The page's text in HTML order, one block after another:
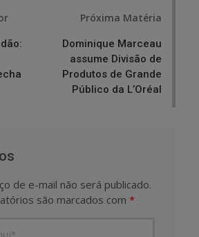
Próxima Matéria
Dominique Marceau
assume Divisão de
Produtos de Grande
Público da L’Oréal
de e-mail não será publicado.
são marcados com *